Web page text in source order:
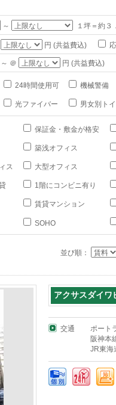
～ １坪＝約３
円 (共益費込)
＠ 円 (共益費込)
24時間使用可 機械警備
光ファイバー 男女別ト
保証金・敷金が格安
築浅オフィス
ス 大型オフィス
1階にコンビニ有り
賃貸マンション
SOHO
並び順：
アクサスダイワ
交通
ポート
阪神本
JR東海